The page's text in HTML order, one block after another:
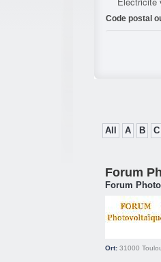
Code postal
All A B C
Forum
Forum
Ort: 31000